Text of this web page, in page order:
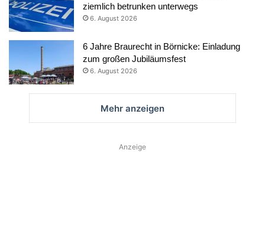
ziemlich betrunken unterwegs
6. August 2026
6 Jahre Braurecht in Börnicke: Einladung
zum großen Jubiläumsfest
6. August 2026
Mehr anzeigen
Anzeige